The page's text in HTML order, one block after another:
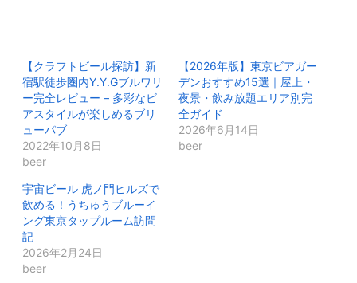
【クラフトビール探訪】新
宿駅徒歩圏内Y.Y.Gブルワリ
ー完全レビュー – 多彩なビ
アスタイルが楽しめるブリ
ューパブ
2022年10月8日
beer
【2026年版】東京ビアガー
デンおすすめ15選｜屋上・
夜景・飲み放題エリア別完
全ガイド
2026年6月14日
beer
宇宙ビール 虎ノ門ヒルズで
飲める！うちゅうブルーイ
ング東京タップルーム訪問
記
2026年2月24日
beer